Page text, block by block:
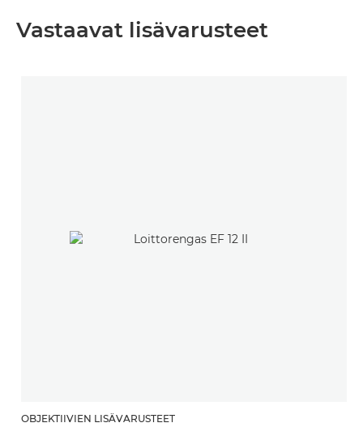
Vastaavat lisävarusteet
OBJEKTIIVIEN LISÄVARUSTEET